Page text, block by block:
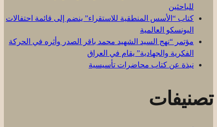
للباحثين
كتاب “الأسس المنطقية للاستقراء” ينضم إلى قائمة احتفالات
اليونسكو العالمية
مؤتمر “نهج السيد الشهيد محمد باقر الصدر وأثره في الحركة
الفكرية والجهادية” يقام في العراق
نبذة عن كتاب محاضرات تأسيسية
تصنيفات